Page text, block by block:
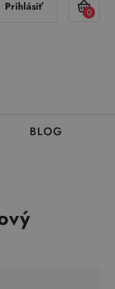
info@brumla.sk
Prihlásiť 0
BLOG